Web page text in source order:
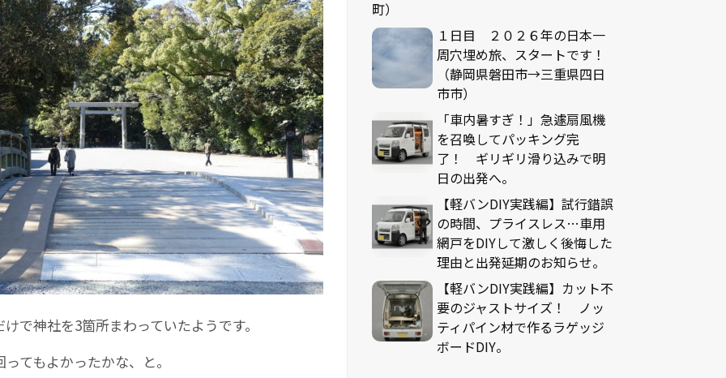
で神社を3箇所まわっていたようです。
てもよかったかな、と。
町）
１日目 ２０２６年の日本一
周穴埋め旅、スタートです！
（静岡県磐田市→三重県四日
市市）
「車内暑すぎ！」急遽扇風機
を召喚してパッキング完
了！ ギリギリ滑り込みで明
日の出発へ。
【軽バンDIY実践編】試行錯誤
の時間、プライスレス…車用
網戸をDIYして激しく後悔した
理由と出発延期のお知らせ。
【軽バンDIY実践編】カット不
要のジャストサイズ！ ノッ
ティパイン材で作るラゲッジ
ボードDIY。